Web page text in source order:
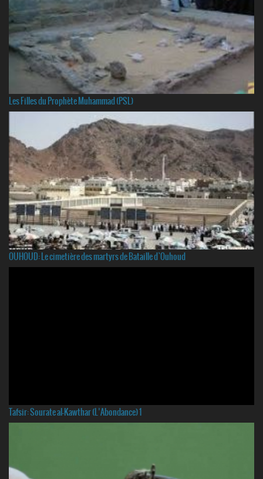
Les Filles du Prophète Muhammad (PSL)
OUHOUD: Le cimetière des martyrs de Bataille d`Ouhoud
Tafsir: Sourate al-Kawthar (L’Abondance) 1